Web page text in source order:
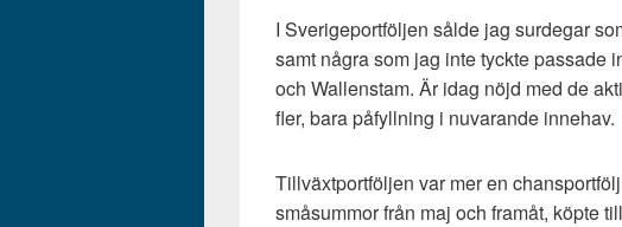
I Sverigeportföljen sålde jag surdegar
samt några som jag inte tyckte passade
och Wallenstam. Är idag nöjd med de
fler, bara påfyllning i nuvarande innehav.
Tillväxtportföljen var mer en
småsummor från maj och framåt, köpte